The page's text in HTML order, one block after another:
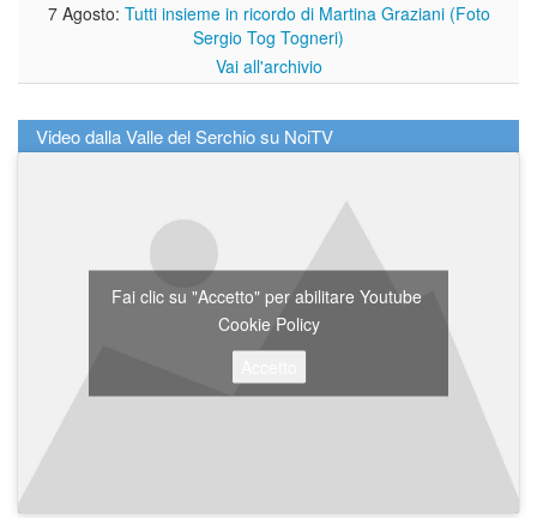
7 Agosto: Tutti insieme in ricordo di Martina Graziani (Foto
Sergio Tog Togneri)
Vai all'archivio
Video dalla Valle del Serchio su NoiTV
Fai clic su "Accetto" per abilitare Youtube
Cookie Policy